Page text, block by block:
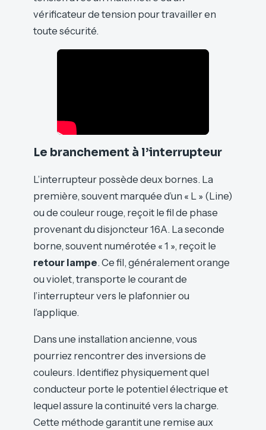
vérificateur de tension pour travailler en
toute sécurité.
Le branchement à l’interrupteur
L’interrupteur possède deux bornes. La
première, souvent marquée d’un « L » (Line)
ou de couleur rouge, reçoit le fil de phase
provenant du disjoncteur 16A. La seconde
borne, souvent numérotée « 1 », reçoit le
retour lampe. Ce fil, généralement orange
ou violet, transporte le courant de
l’interrupteur vers le plafonnier ou
l’applique.
Dans une installation ancienne, vous
pourriez rencontrer des inversions de
couleurs. Identifiez physiquement quel
conducteur porte le potentiel électrique et
lequel assure la continuité vers la charge.
Cette méthode garantit une remise aux